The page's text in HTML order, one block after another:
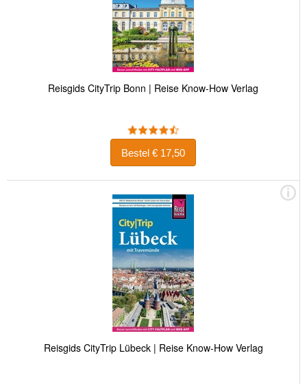
Reisgids CityTrip Bonn | Reise Know-How Verlag
Bestel € 17,50
Reisgids CityTrip Lübeck | Reise Know-How Verlag